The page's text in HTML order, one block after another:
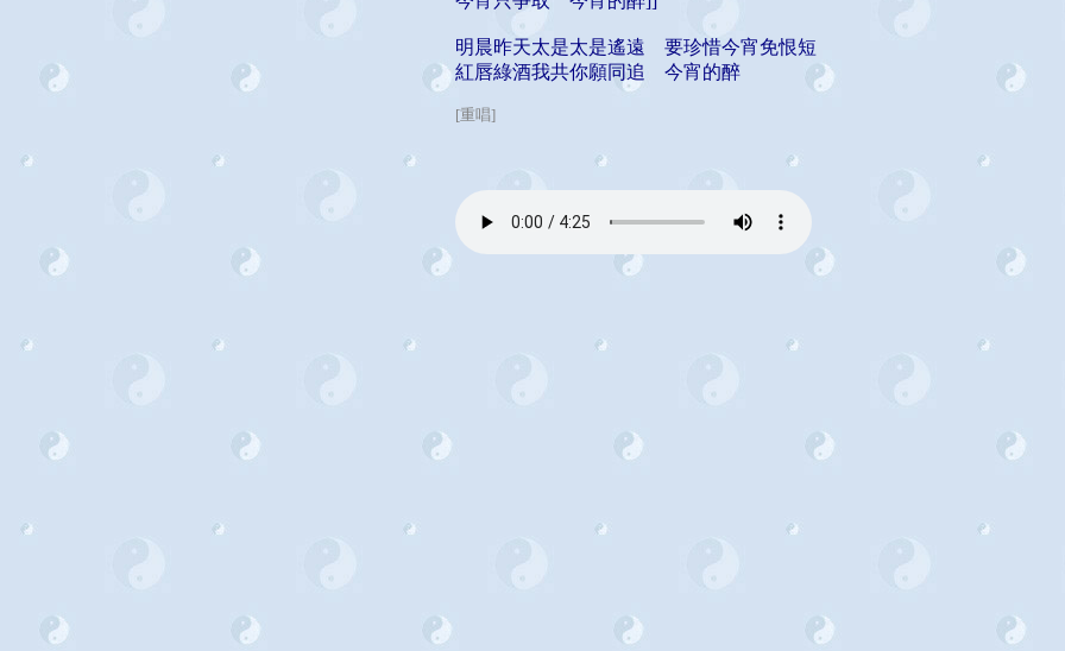
明晨昨天太是太是遙遠 要珍惜今宵免恨短
紅唇綠酒我共你願同追 今宵的醉
[重唱]